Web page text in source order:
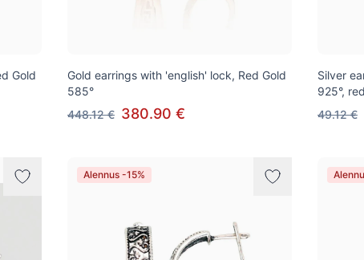
Gold
Gold earrings with 'english' lock, Red Gold
585°
448.12 € 380.90 €
Silver
925°,
49.12 €
Alennus -15%